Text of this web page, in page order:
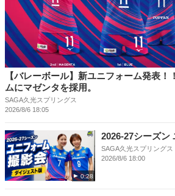
【バレーボール】新ユニフォーム発表
ムにマゼンタを採用。
SAGA久光スプリングス
2026/8/6 18:05
0:28
2026-27シーズン
SAGA久光スプリングス
2026/8/6 18:00